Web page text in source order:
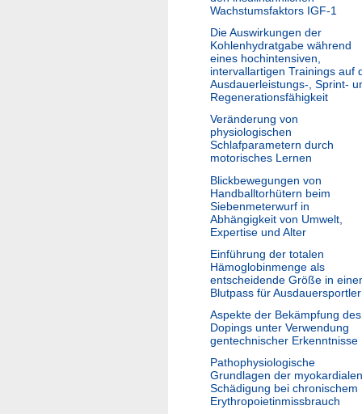
Wachstumsfaktors IGF-1
Die Auswirkungen der
Kohlenhydratgabe während
eines hochintensiven,
intervallartigen Trainings auf
Ausdauerleistungs-, Sprint-
Regenerationsfähigkeit
Veränderung von
physiologischen
Schlafparametern durch
motorisches Lernen
Blickbewegungen von
Handballtorhütern beim
Siebenmeterwurf in
Abhängigkeit von Umwelt,
Expertise und Alter
Einführung der totalen
Hämoglobinmenge als
entscheidende Größe in
Blutpass für Ausdauersportler
Aspekte der Bekämpfung des
Dopings unter Verwendung
gentechnischer Erkenntnisse
Pathophysiologische
Grundlagen der myokardialen
Schädigung bei chronischem
Erythropoietinmissbrauch